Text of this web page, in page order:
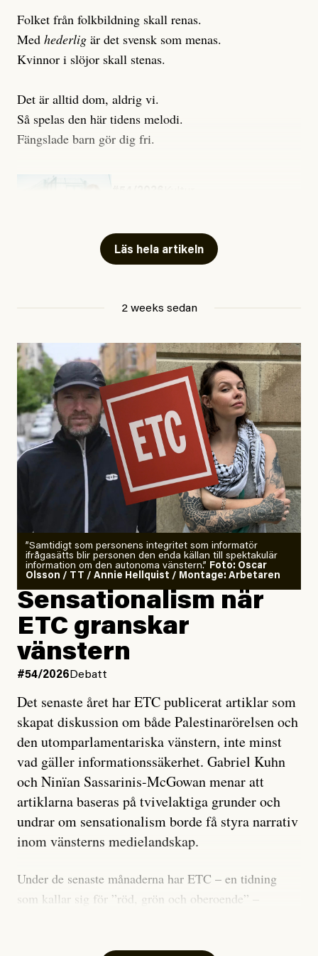
Folket från folkbildning skall renas.
Med hederlig är det svensk som menas.
Kvinnor i slöjor skall stenas.
Det är alltid dom, aldrig vi.
Så spelas den här tidens melodi.
Fängslade barn gör dig fri.
Läs hela artikeln
2 weeks sedan
”Samtidigt som personens integritet som informatör
ifrågasätts blir personen den enda källan till spektakulär
information om den autonoma vänstern.” Foto: Oscar
Olsson / TT / Annie Hellquist / Montage: Arbetaren
Sensationalism när
ETC granskar
vänstern
#54/2026 Debatt
Det senaste året har ETC publicerat artiklar som
skapat diskussion om både Palestinarörelsen och
den utomparlamentariska vänstern, inte minst
vad gäller informationssäkerhet. Gabriel Kuhn
och Ninïan Sassarinis-McGowan menar att
artiklarna baseras på tvivelaktiga grunder och
undrar om sensationalism borde få styra narrativ
inom vänsterns medielandskap.
Under de senaste månaderna har ETC – en tidning
som kallar sig för ”röd, grön och oberoende” –